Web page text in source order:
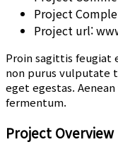
Project
Project url:
Proin sagittis
non purus vulputate
eget egestas.
fermentum.
Project Overview